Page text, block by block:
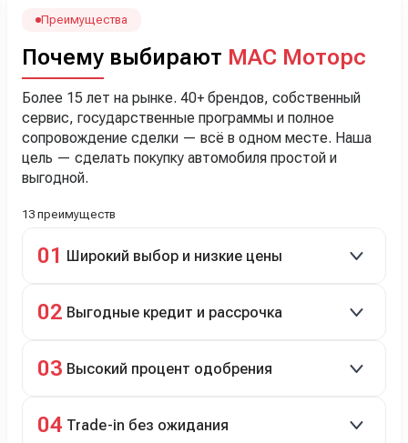
менеджеру Сергею, профессионал своего дела!
Преимущества
Почему выбирают МАС Моторс
Более 15 лет на рынке. 40+ брендов, собственный
сервис, государственные программы и полное
сопровождение сделки — всё в одном месте. Наша
цель — сделать покупку автомобиля простой и
выгодной.
13 преимуществ
01 Широкий выбор и низкие цены
подержанные авто.
02 Выгодные кредит и рассрочка
рассрочка 0% на 2 года при первом взносе 35–50%.
03 Высокий процент одобрения
04 Trade-in без ожидания